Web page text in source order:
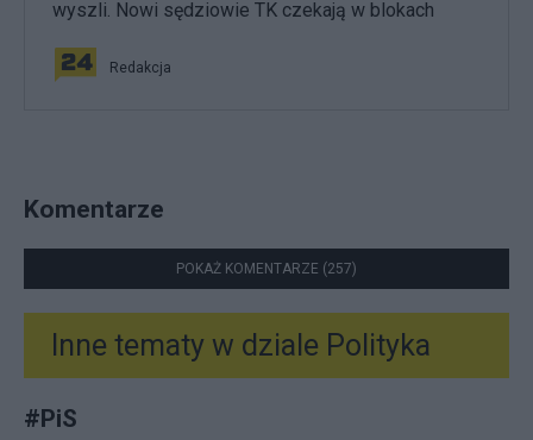
wyszli. Nowi sędziowie TK czekają w blokach
Redakcja
Komentarze
POKAŻ KOMENTARZE (257)
Inne tematy w dziale Polityka
#PiS